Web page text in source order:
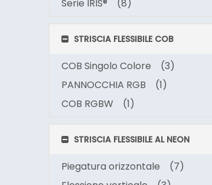
Serie IRIS®
(8)
STRISCIA FLESSIBILE COB
COB Singolo Colore
(3)
PANNOCCHIA RGB
(1)
COB RGBW
(1)
STRISCIA FLESSIBILE AL NEON
Piegatura orizzontale
(7)